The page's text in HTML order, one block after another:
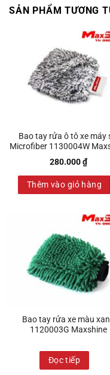
SẢN PHẨM TƯƠNG
Bao tay rửa ô tô xe máy
Microfiber 1130004W
280.000₫
Thêm vào giỏ hàng
Bao tay rửa xe màu
1120003G Maxshine
Đọc tiếp